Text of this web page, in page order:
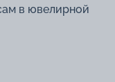
в ювелирной